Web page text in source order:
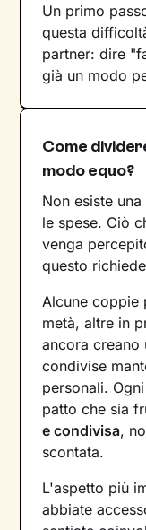
Un primo
questa
partner: dire
già un modo
Come
modo equo?
Non esiste
le spese. Ciò
venga
questo
Alcune coppie
metà, altre in
ancora creano
condivise
personali.
patto che sia
e condivisa,
scontata.
L'aspetto più
abbiate